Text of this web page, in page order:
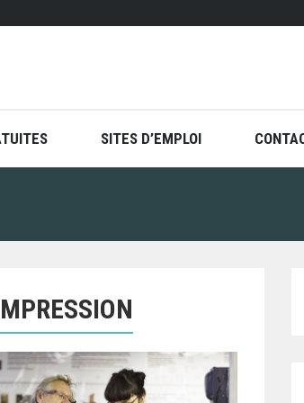
SITES D’EMPLOI